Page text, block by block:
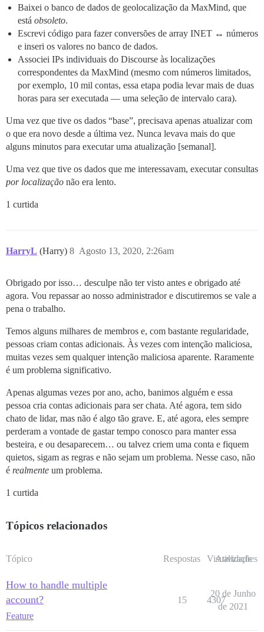
Baixei o banco de dados de geolocalização da MaxMind, que
está obsoleto.
Escrevi código para fazer conversões de array INET ↔ números
e inseri os valores no banco de dados.
Associei IPs individuais do Discourse às localizações
correspondentes da MaxMind (mesmo com números limitados,
por exemplo, 10 mil contas, essa etapa podia levar mais de duas
horas para ser executada — uma seleção de intervalo cara).
Uma vez que tive os dados “base”, precisava apenas atualizar com
o que era novo desde a última vez. Nunca levava mais do que
alguns minutos para executar uma atualização [semanal].
Uma vez que tive os dados que me interessavam, executar consultas
por localização não era lento.
1 curtida
HarryL (Harry) Agosto 13, 2020, 2:26am
8
Obrigado por isso… desculpe não ter visto antes e obrigado até
agora. Vou repassar ao nosso administrador e discutiremos se vale a
pena o trabalho.
Temos alguns milhares de membros e, com bastante regularidade,
pessoas criam contas adicionais. Às vezes com intenção maliciosa,
muitas vezes sem qualquer intenção maliciosa aparente. Raramente
é um problema significativo.
Apenas algumas vezes por ano, acho, banimos alguém e essa
pessoa cria contas adicionais para ser chata. Até agora, tem sido
chato de lidar, mas não é algo tão grave. E, até agora, eles sempre
perderam a vontade de gastar tempo conosco para manter essa
besteira, e ou desaparecem… ou talvez criem uma conta e fiquem
quietos, sigam as regras e não sejam um problema. Nesse caso, não
é realmente um problema.
1 curtida
Tópicos relacionados
Tópico Respostas Visualizações
Atividade
How to handle multiple
account?
Feature
15 4307
20 de Junho
de 2021